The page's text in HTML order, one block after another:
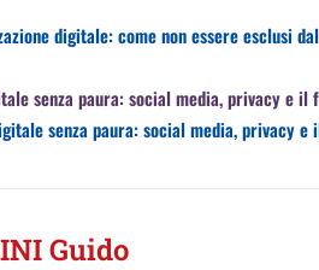
digitale: come non essere esclusi
senza paura: social media, privacy e il
senza paura: social media, privacy
Guido